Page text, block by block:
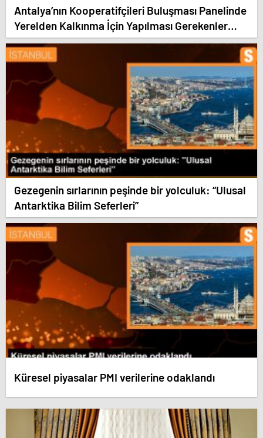
Antalya’nın Kooperatifçileri Buluşması Panelinde
Yerelden Kalkınma İçin Yapılması Gerekenler
Tartışıldı
Gezegenin sırlarının peşinde bir yolculuk: “Ulusal
Antarktika Bilim Seferleri”
Küresel piyasalar PMI verilerine odaklandı